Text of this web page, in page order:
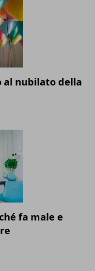
al nubilato della
fa male e